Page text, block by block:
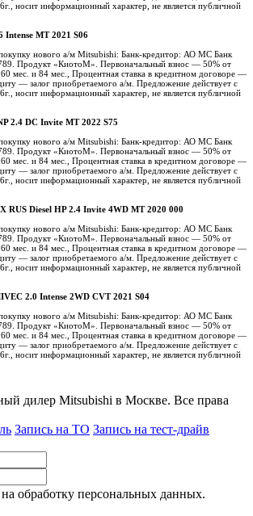
носит информационный характер, не является публичной
Intense MT 2021 S06
нового а/м Mitsubishi: Банк-кредитор: АО МС Банк
Продукт «КиотоМ». Первоначальный взнос — 50% от
мес. и 84 мес., Процентная ставка в кредитном договоре —
— залог приобретаемого а/м. Предложение действует с
носит информационный характер, не является публичной
2.4 DC Invite MT 2022 S75
нового а/м Mitsubishi: Банк-кредитор: АО МС Банк
Продукт «КиотоМ». Первоначальный взнос — 50% от
мес. и 84 мес., Процентная ставка в кредитном договоре —
— залог приобретаемого а/м. Предложение действует с
носит информационный характер, не является публичной
RUS Diesel HP 2.4 Invite 4WD MT 2020 000
нового а/м Mitsubishi: Банк-кредитор: АО МС Банк
Продукт «КиотоМ». Первоначальный взнос — 50% от
мес. и 84 мес., Процентная ставка в кредитном договоре —
— залог приобретаемого а/м. Предложение действует с
носит информационный характер, не является публичной
2.0 Intense 2WD CVT 2021 S04
нового а/м Mitsubishi: Банк-кредитор: АО МС Банк
Продукт «КиотоМ». Первоначальный взнос — 50% от
мес. и 84 мес., Процентная ставка в кредитном договоре —
— залог приобретаемого а/м. Предложение действует с
носит информационный характер, не является публичной
дилер Mitsubishi в Москве. Все права
Запись на ТО Запись на тест-драйв
обработку персональных данных.